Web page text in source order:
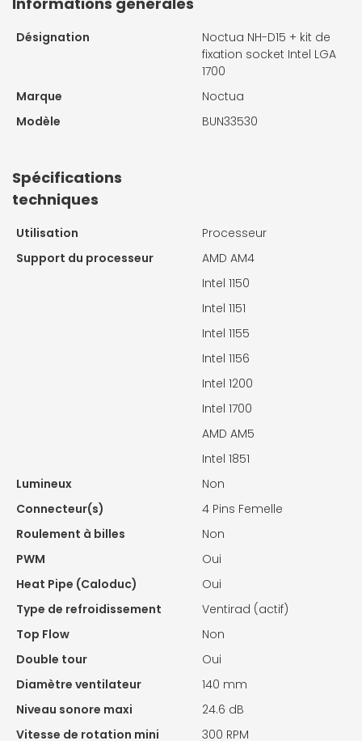
Désignation
Noctua NH-D15 + kit de
fixation socket Intel LGA
1700
Marque
Noctua
Modèle
BUN33530
Spécifications
techniques
Utilisation
Processeur
Support du processeur
AMD AM4
Intel 1150
Intel 1151
Intel 1155
Intel 1156
Intel 1200
Intel 1700
AMD AM5
Intel 1851
Lumineux
Non
Connecteur(s)
4 Pins Femelle
Roulement à billes
Non
PWM
Oui
Heat Pipe (Caloduc)
Oui
Type de refroidissement
Ventirad (actif)
Top Flow
Non
Double tour
Oui
Diamètre ventilateur
140 mm
Niveau sonore maxi
24.6 dB
Vitesse de rotation mini
300 RPM